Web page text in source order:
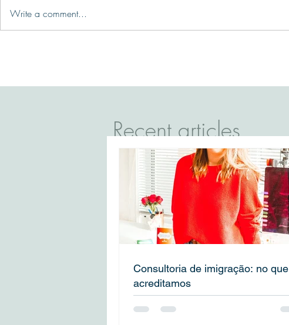
Write a comment...
Recent articles
Consultoria de imigração: no que
acreditamos